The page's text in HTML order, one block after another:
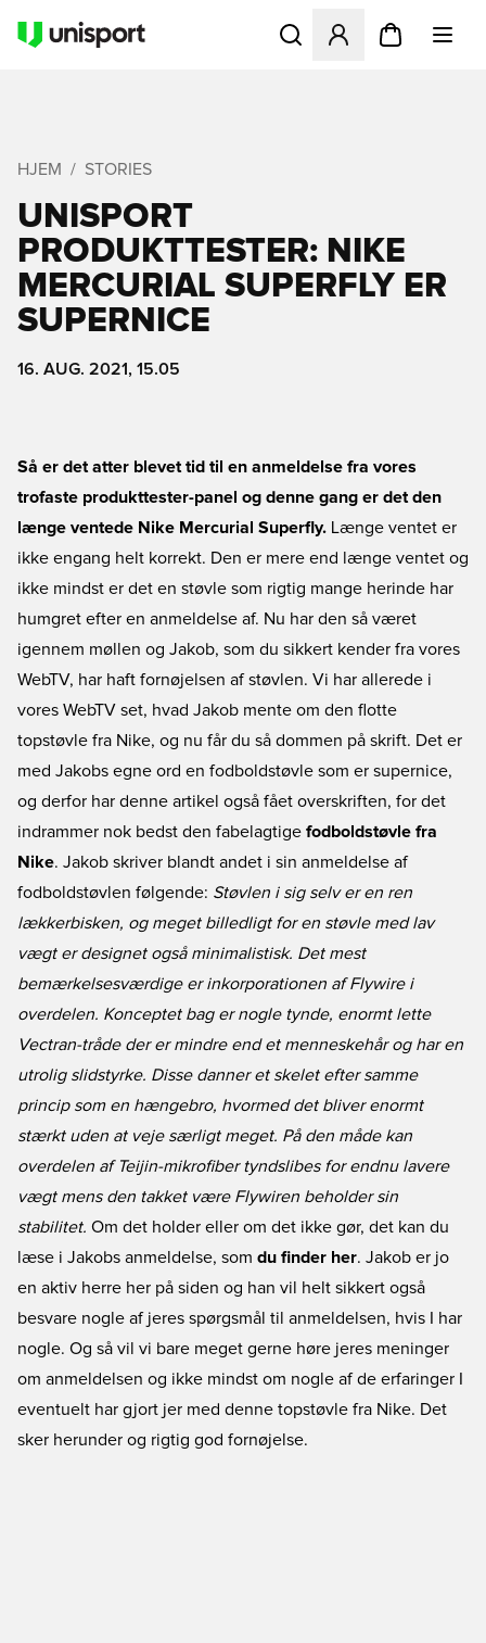
Åbner en Modal til at
HJEM STORIES
UNISPORT
PRODUKTTESTER: NIKE
MERCURIAL SUPERFLY ER 
SUPERNICE
16. AUG. 2021, 15.05
Så er det atter blevet tid til en anmeldelse fra vores
trofaste produkttester-panel og denne gang er det den
længe ventede Nike Mercurial Superfly. Længe ventet er
ikke engang helt korrekt. Den er mere end længe ventet og
ikke mindst er det en støvle som rigtig mange herinde har
humgret efter en anmeldelse af. Nu har den så været
igennem møllen og Jakob, som du sikkert kender fra vores
WebTV, har haft fornøjelsen af støvlen. Vi har allerede i
vores WebTV set, hvad Jakob mente om den flotte
topstøvle fra Nike, og nu får du så dommen på skrift. Det er
med Jakobs egne ord en fodboldstøvle som er supernice,
og derfor har denne artikel også fået overskriften, for det
indrammer nok bedst den fabelagtige fodboldstøvle fra
Nike. Jakob skriver blandt andet i sin anmeldelse af
fodboldstøvlen følgende: Støvlen i sig selv er en ren
lækkerbisken, og meget billedligt for en støvle med lav
vægt er designet også minimalistisk. Det mest
bemærkelsesværdige er inkorporationen af Flywire i
overdelen. Konceptet bag er nogle tynde, enormt lette
Vectran-tråde der er mindre end et menneskehår og har en
utrolig slidstyrke. Disse danner et skelet efter samme
princip som en hængebro, hvormed det bliver enormt
stærkt uden at veje særligt meget. På den måde kan
overdelen af Teijin-mikrofiber tyndslibes for endnu lavere
vægt mens den takket være Flywiren beholder sin
stabilitet. Om det holder eller om det ikke gør, det kan du
læse i Jakobs anmeldelse, som du finder her. Jakob er jo
en aktiv herre her på siden og han vil helt sikkert også
besvare nogle af jeres spørgsmål til anmeldelsen, hvis I har
nogle. Og så vil vi bare meget gerne høre jeres meninger
om anmeldelsen og ikke mindst om nogle af de erfaringer I
eventuelt har gjort jer med denne topstøvle fra Nike. Det
sker herunder og rigtig god fornøjelse.